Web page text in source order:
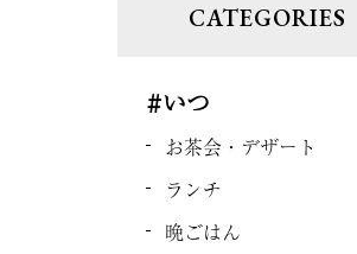
CATEGORIES
#いつ
お茶会・デザート
ランチ
晩ごはん